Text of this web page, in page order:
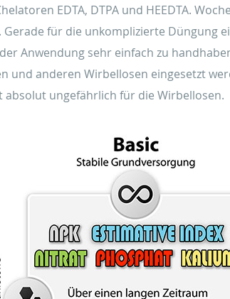
EDTA, DTPA und HEEDTA.
für die unkomplizierte Düngung
Anwendung sehr einfach zu
und anderen Wirbellosen eingesetzt
ungefährlich für die Wirbellosen.